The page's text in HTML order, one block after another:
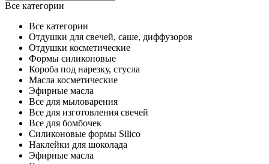
Все категории
Все категории
Отдушки для свечей, саше, диффузоров
Отдушки косметические
Формы силиконовые
Короба под нарезку, стусла
Масла косметические
Эфирные масла
Все для мыловарения
Все для изготовления свечей
Все для бомбочек
Силиконовые формы Silico
Наклейки для шоколада
Эфирные масла